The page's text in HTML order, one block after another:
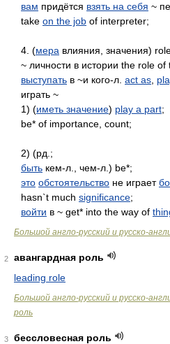
вам придётся взять на себя ~
take on the job of interpreter;
4. (мера влияния, значения)
~ личности в истории the role
выступать в ~и кого-л. act as
играть ~
1) (иметь значение) play a part;
be* of importance, count;
2) (рд.;
быть кем-л., чем-л.) be*;
это обстоятельство не играет
hasn`t much significance;
войти в ~ get* into the way of
Большой англо-русский и русско-
2
авангардная роль
leading role
Большой англо-русский и русско-
роль
3
бессловесная роль